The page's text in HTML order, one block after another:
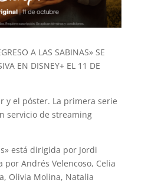
A LAS SABINAS» SE
EN DISNEY+ EL 11 DE
y el póster. La primera serie
servicio de streaming
está dirigida por Jordi
por Andrés Velencoso, Celia
Olivia Molina, Natalia